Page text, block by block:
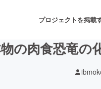
プロジェクトを掲載
の肉食恐竜の